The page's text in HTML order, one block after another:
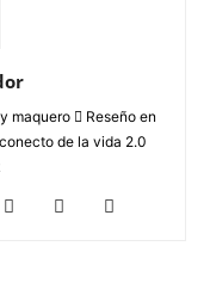
maquero  Reseño en
de la vida 2.0